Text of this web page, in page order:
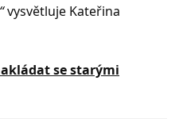
vysvětluje Kateřina
se starými